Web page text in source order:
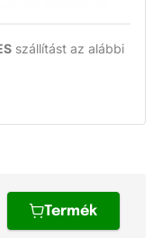
szállítást az alábbi
Termék